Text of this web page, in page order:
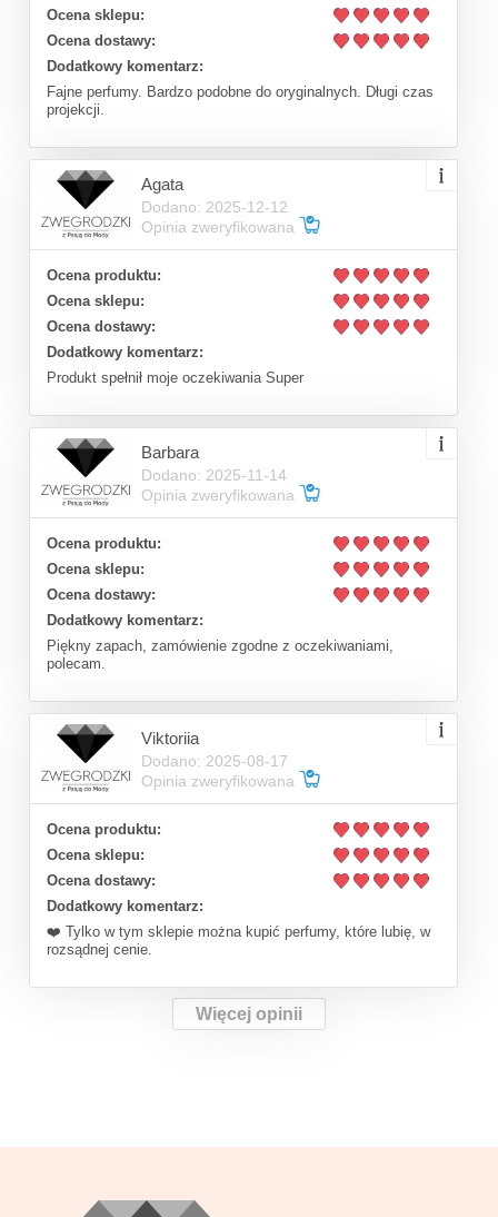
Ocena sklepu:
Ocena dostawy:
Dodatkowy komentarz:
Fajne perfumy. Bardzo podobne do oryginalnych. Długi czas
projekcji.
Agata
Dodano: 2025-12-12
Opinia zweryfikowana
Ocena produktu:
Ocena sklepu:
Ocena dostawy:
Dodatkowy komentarz:
Produkt spełnił moje oczekiwania Super
Barbara
Dodano: 2025-11-14
Opinia zweryfikowana
Ocena produktu:
Ocena sklepu:
Ocena dostawy:
Dodatkowy komentarz:
Piękny zapach, zamówienie zgodne z oczekiwaniami,
polecam.
Viktoriia
Dodano: 2025-08-17
Opinia zweryfikowana
Ocena produktu:
Ocena sklepu:
Ocena dostawy:
Dodatkowy komentarz:
❤️ Tylko w tym sklepie można kupić perfumy, które lubię, w
rozsądnej cenie.
Więcej opinii